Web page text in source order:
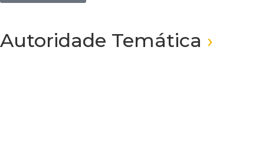
Autoridade Temática ›